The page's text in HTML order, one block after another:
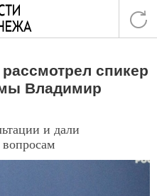
спикер
Владимир
и дали